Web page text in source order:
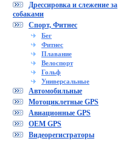
Дрессировка и слежение за
собаками
Спорт, Фитнес
Бег
Фитнес
Плавание
Велоспорт
Гольф
Универсальные
Автомобильные
Мотоциклетные GPS
Авиационные GPS
OEM GPS
Видеорегистраторы